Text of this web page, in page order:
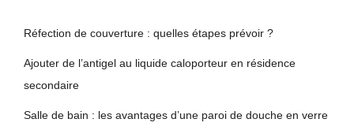
Réfection de couverture : quelles étapes prévoir ?
Ajouter de l’antigel au liquide caloporteur en résidence
secondaire
Salle de bain : les avantages d’une paroi de douche en verre